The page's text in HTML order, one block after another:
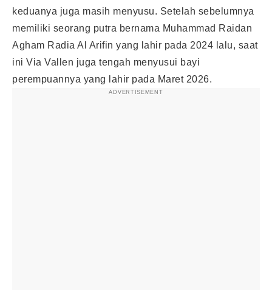
keduanya juga masih menyusu. Setelah sebelumnya
memiliki seorang putra bernama Muhammad Raidan
Agham Radia Al Arifin yang lahir pada 2024 lalu, saat
ini Via Vallen juga tengah menyusui bayi
perempuannya yang lahir pada Maret 2026.
ADVERTISEMENT